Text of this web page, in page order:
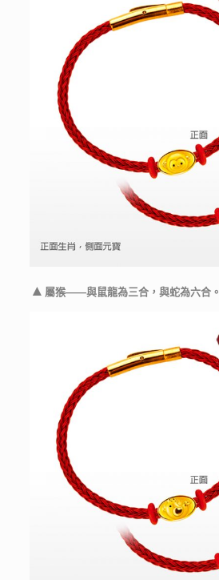
▲ 屬猴——與鼠龍為三合，與蛇為六合。